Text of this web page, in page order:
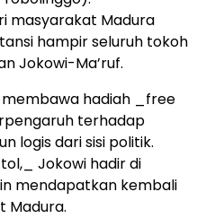
masyarakat Madura
hampir seluruh tokoh
Jokowi-Ma’ruf.
hadiah _free
terhadap
logis dari sisi politik.
Jokowi hadir di
mendapatkan kembali
Madura.